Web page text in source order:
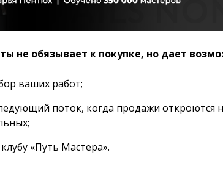
не обязывает к покупке, но дает
ваших работ;
поток, когда продажи откроются
«Путь Мастера».